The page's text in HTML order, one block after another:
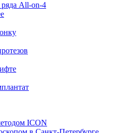
All‑on‑4
ICON